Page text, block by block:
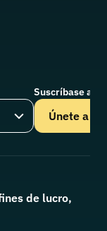
Suscríbase a
Únete a
de lucro,